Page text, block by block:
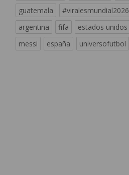
guatemala
#viralesmundial2026
argentina
fifa
estados unidos
messi
españa universofutbol